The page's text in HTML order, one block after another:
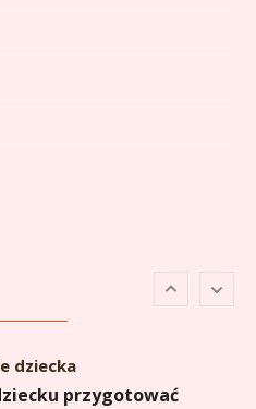
rankingi: Analiza
i
dziecka
przygotować